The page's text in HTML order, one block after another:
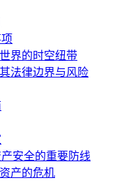
界的时空纽带
法律边界与风险
安全的重要防线
产的危机